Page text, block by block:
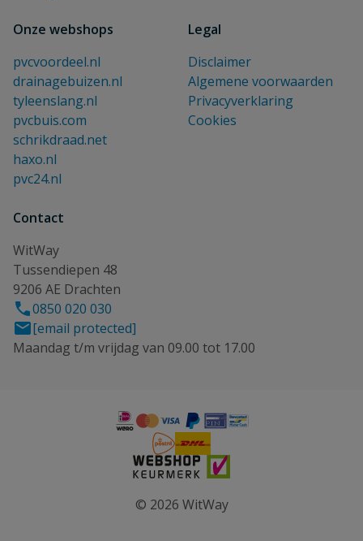
Onze webshops
pvcvoordeel.nl
drainagebuizen.nl
tyleenslang.nl
pvcbuis.com
schrikdraad.net
haxo.nl
pvc24.nl
Legal
Disclaimer
Algemene voorwaarden
Privacyverklaring
Cookies
Contact
WitWay
Tussendiepen 48
9206 AE Drachten
0850 020 030
[email protected]
Maandag t/m vrijdag van 09.00 tot 17.00
© 2026 WitWay